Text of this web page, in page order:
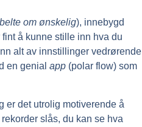
om ønskelig), innebygd
å kunne stille inn hva du
alt av innstillinger vedrørende
en genial app (polar flow) som
er det utrolig motiverende å
slås, du kan se hva